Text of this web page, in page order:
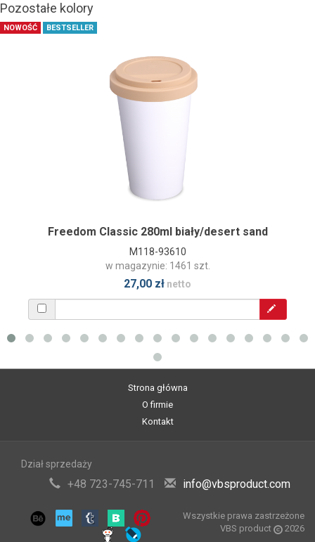
Pozostałe kolory
NOWOŚĆ BESTSELLER
Freedom Classic 280ml biały/desert sand
M118-93610
w magazynie: 1461 szt.
27,00 zł netto
Strona główna
O firmie
Kontakt
Dział sprzedaży
+48 723-745-711 info@vbsproduct.com
Wszystkie prawa zastrzeżone
VBS product
2026